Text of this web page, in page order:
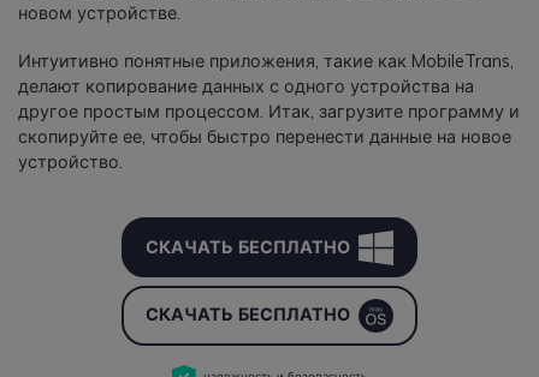
новом устройстве.
Интуитивно понятные приложения, такие как MobileTrans,
делают копирование данных с одного устройства на
другое простым процессом. Итак, загрузите программу и
скопируйте ее, чтобы быстро перенести данные на новое
устройство.
СКАЧАТЬ БЕСПЛАТНО
СКАЧАТЬ БЕСПЛАТНО